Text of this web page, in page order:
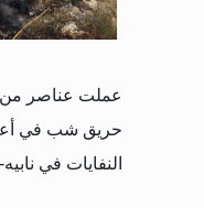
عملت عناصر من
حريق شب في
النفايات في